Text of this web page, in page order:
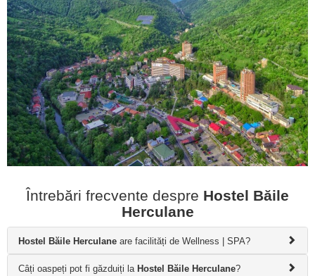
Întrebări frecvente despre Hostel Băile
Herculane
Hostel Băile Herculane are facilități de Wellness | SPA?
Câți oaspeți pot fi găzduiți la Hostel Băile Herculane?